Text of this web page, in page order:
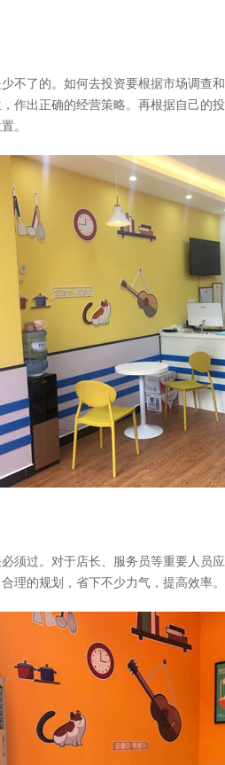
了的。如何去投资要根据市场调查
作出正确的经营策略。再根据自己的
。
须过。对于店长、服务员等重要人员
理的规划，省下不少力气，提高效率